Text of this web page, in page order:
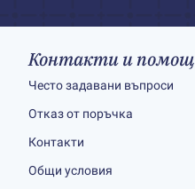
Контакти и помощ
Често задавани въпроси
Отказ от поръчка
Контакти
Общи условия